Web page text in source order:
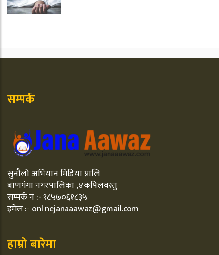
सम्पर्क
सुनौलो अभियान मिडिया प्रालि
बाणगंगा नगरपालिका ,४कपिलवस्तु
सम्पर्क नं :- ९८५७०६१८३५
इमेल :- onlinejanaaawaz@gmail.com
हाम्रो बारेमा